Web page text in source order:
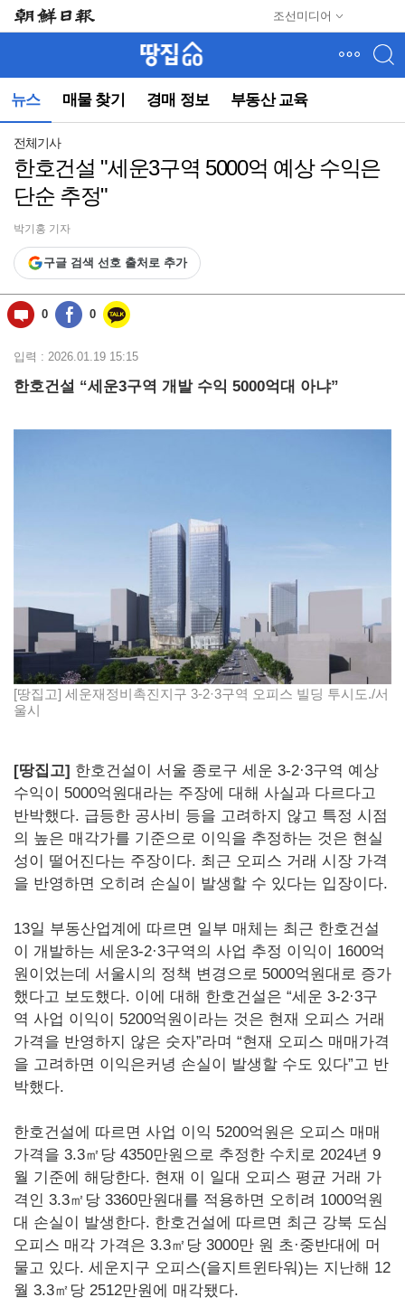
조선미디어
뉴스 매물 찾기 경매 정보 부동산 교육
뉴
(컨
동)
전체기사
한호건설 "세운3구역 5000억 예상 수익은
단순 추정"
박기홍 기자
구글 검색 선호 출처로 추가
0 0
입력 : 2026.01.19 15:15
한호건설 “세운3구역 개발 수익 5000억대 아냐”
[땅집고] 세운재정비촉진지구 3-2·3구역 오피스 빌딩 투시도./서
울시
[땅집고] 한호건설이 서울 종로구 세운 3-2·3구역 예상
수익이 5000억원대라는 주장에 대해 사실과 다르다고
반박했다. 급등한 공사비 등을 고려하지 않고 특정 시점
의 높은 매각가를 기준으로 이익을 추정하는 것은 현실
성이 떨어진다는 주장이다. 최근 오피스 거래 시장 가격
을 반영하면 오히려 손실이 발생할 수 있다는 입장이다.
13일 부동산업계에 따르면 일부 매체는 최근 한호건설
이 개발하는 세운3-2·3구역의 사업 추정 이익이 1600억
원이었는데 서울시의 정책 변경으로 5000억원대로 증가
했다고 보도했다. 이에 대해 한호건설은 “세운 3-2·3구
역 사업 이익이 5200억원이라는 것은 현재 오피스 거래
가격을 반영하지 않은 숫자”라며 “현재 오피스 매매가격
을 고려하면 이익은커녕 손실이 발생할 수도 있다”고 반
박했다.
한호건설에 따르면 사업 이익 5200억원은 오피스 매매
가격을 3.3㎡당 4350만원으로 추정한 수치로 2024년 9
월 기준에 해당한다. 현재 이 일대 오피스 평균 거래 가
격인 3.3㎡당 3360만원대를 적용하면 오히려 1000억원
대 손실이 발생한다. 한호건설에 따르면 최근 강북 도심
오피스 매각 가격은 3.3㎡당 3000만 원 초·중반대에 머
물고 있다. 세운지구 오피스(을지트윈타워)는 지난해 12
월 3.3㎡당 2512만원에 매각됐다.